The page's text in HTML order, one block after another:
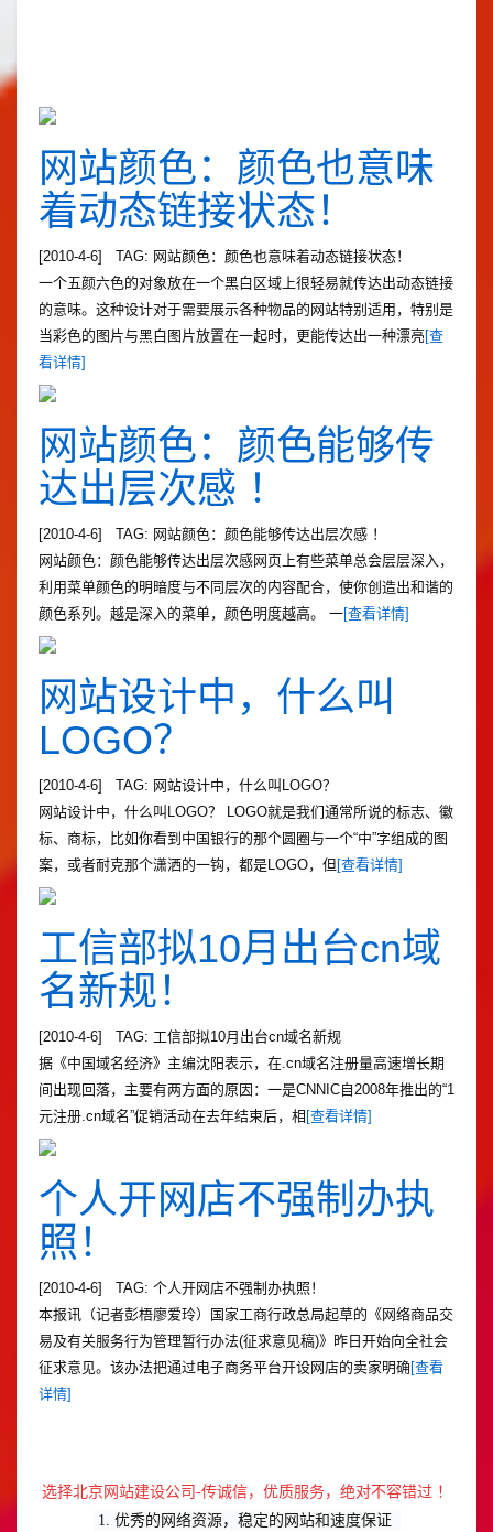
网站颜色：颜色也意味
着动态链接状态！
[2010-4-6] TAG: 网站颜色：颜色也意味着动态链接状态！
一个五颜六色的对象放在一个黑白区域上很轻易就传达出动态链接
的意味。这种设计对于需要展示各种物品的网站特别适用，特别是
当彩色的图片与黑白图片放置在一起时，更能传达出一种漂亮[查
看详情]
网站颜色：颜色能够传
达出层次感 ！
[2010-4-6] TAG: 网站颜色：颜色能够传达出层次感 ！
网站颜色：颜色能够传达出层次感网页上有些菜单总会层层深入，
利用菜单颜色的明暗度与不同层次的内容配合，使你创造出和谐的
颜色系列。越是深入的菜单，颜色明度越高。 一[查看详情]
网站设计中，什么叫
LOGO？
[2010-4-6] TAG: 网站设计中，什么叫LOGO？
网站设计中，什么叫LOGO？ LOGO就是我们通常所说的标志、徽
标、商标，比如你看到中国银行的那个圆圈与一个“中”字组成的图
案，或者耐克那个潇洒的一钩，都是LOGO，但 [查看详情]
工信部拟10月出台cn域
名新规！
[2010-4-6] TAG: 工信部拟10月出台cn域名新规
据《中国域名经济》主编沈阳表示，在.cn域名注册量高速增长期
间出现回落，主要有两方面的原因：一是CNNIC自2008年推出的“1
元注册.cn域名”促销活动在去年结束后，相 [查看详情]
个人开网店不强制办执
照！
[2010-4-6] TAG: 个人开网店不强制办执照！
本报讯（记者彭梧廖爱玲）国家工商行政总局起草的《网络商品交
易及有关服务行为管理暂行办法(征求意见稿)》昨日开始向全社会
征求意见。该办法把通过电子商务平台开设网店的卖家明确 [查看
详情]
选择北京网站建设公司 -传诚信，优质服务，绝对不容错过 ！
1. 优秀的网络资源，稳定的网站和速度保证